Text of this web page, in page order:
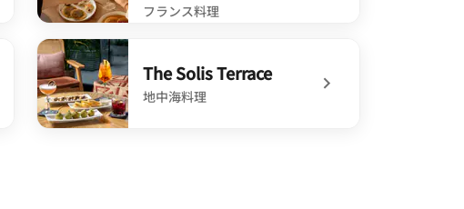
フランス料理
undefined Brunch Paris Marriott Champs Elysees
The Solis Terrace
地中海料理